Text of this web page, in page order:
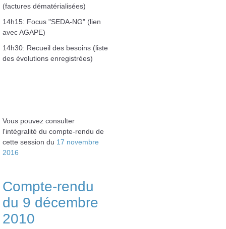
(factures dématérialisées)
14h15: Focus "SEDA-NG" (lien
avec AGAPE)
14h30: Recueil des besoins (liste
des évolutions enregistrées)
Vous pouvez consulter
l'intégralité du compte-rendu de
cette session du 17 novembre
2016
Compte-rendu
du 9 décembre
2010